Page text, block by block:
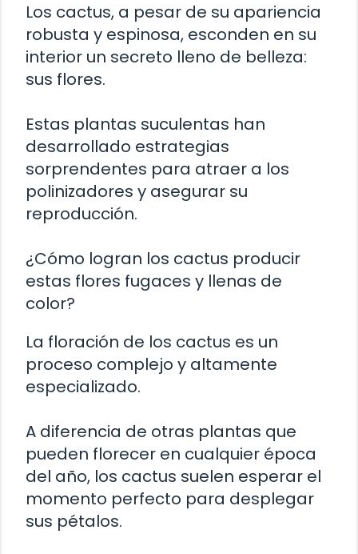
Los cactus, a pesar de su apariencia
robusta y espinosa, esconden en su
interior un secreto lleno de belleza:
sus flores.
Estas plantas suculentas han
desarrollado estrategias
sorprendentes para atraer a los
polinizadores y asegurar su
reproducción.
¿Cómo logran los cactus producir
estas flores fugaces y llenas de
color?
La floración de los cactus es un
proceso complejo y altamente
especializado.
A diferencia de otras plantas que
pueden florecer en cualquier época
del año, los cactus suelen esperar el
momento perfecto para desplegar
sus pétalos.